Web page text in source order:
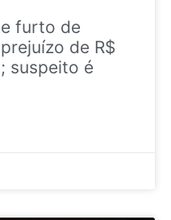
furto de
de R$
suspeito é